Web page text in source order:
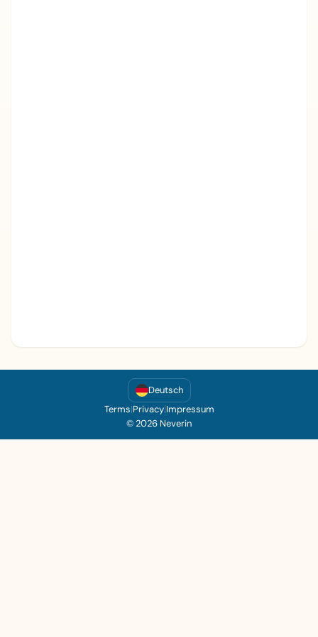
Deutsch
Terms|Privacy|Impressum
© 2026 Neverin